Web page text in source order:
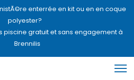
enterrée en kit ou en en coque
polyester?
piscine gratuit et sans engagement à
Brennilis